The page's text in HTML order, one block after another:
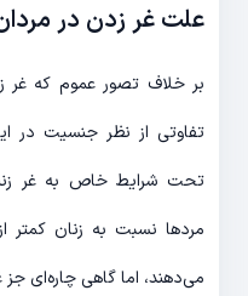
علت غر زدن در
بر خلاف تصور عموم که غر
تفاوتی از نظر جنسیت در
تحت شرایط خاص به غر
مردها نسبت به زنان کمتر
می‌دهند، اما گاهی چاره‌ای